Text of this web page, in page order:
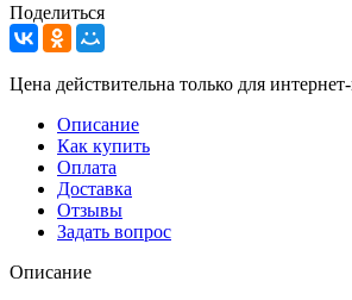
Поделиться
Цена действительна только для
Описание
Как купить
Оплата
Доставка
Отзывы
Задать вопрос
Описание